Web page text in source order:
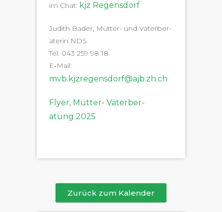
im Chat: kjz Regens­dorf
Judith Bad­er, Müt­ter- und Väter­ber­
a­terin NDS
Tel. 043 259 98 18
E‑Mail:
mvb.kjzregensdorf@ajb.zh.ch
Fly­er, Müt­ter- Väter­ber­
atung 2025
Zurück zum Kalender